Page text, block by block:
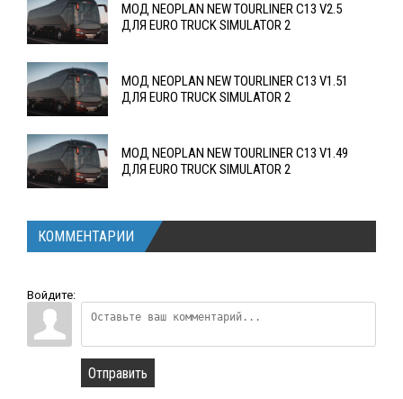
МОД NEOPLAN NEW TOURLINER C13 V2.5
ДЛЯ EURO TRUCK SIMULATOR 2
МОД NEOPLAN NEW TOURLINER C13 V1.51
ДЛЯ EURO TRUCK SIMULATOR 2
МОД NEOPLAN NEW TOURLINER C13 V1.49
ДЛЯ EURO TRUCK SIMULATOR 2
КОММЕНТАРИИ
Войдите:
Отправить